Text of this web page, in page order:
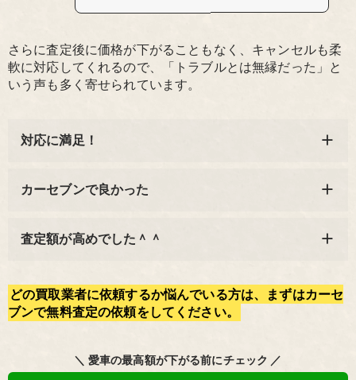
さらに査定後に価格が下がることもなく、キャンセルも柔
軟に対応してくれるので、「トラブルとは無縁だった」と
いう声も多く寄せられています。
対応に満足！
カーセブンで良かった
査定額が高めでした＾＾
どの買取業者に依頼するか悩んでいる方は、まずはカーセ
ブンで無料査定の依頼をしてください。
＼ 愛車の最高額が下がる前にチェック ／